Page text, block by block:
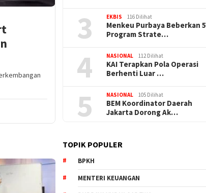
3 EKBIS 116 Dilihat
Menkeu Purbaya Beberkan 5
Program Strate…
4 NASIONAL 112 Dilihat
KAI Terapkan Pola Operasi
Berhenti Luar …
5 NASIONAL 105 Dilihat
BEM Koordinator Daerah
Jakarta Dorong Ak…
TOPIK POPULER
BPKH
MENTERI KEUANGAN